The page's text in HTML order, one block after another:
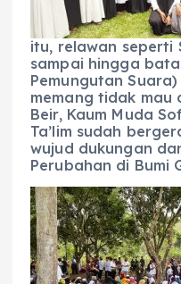
itu, relawan seperti
sampai hingga
Pemungutan
memang tidak mau
Beir, Kaum Muda
Ta’lim sudah
wujud dukungan
Perubahan di Bumi